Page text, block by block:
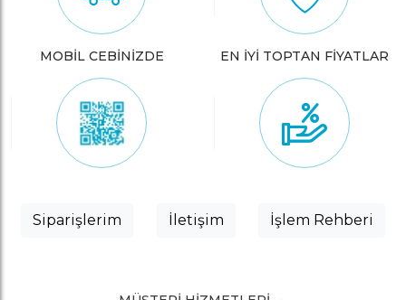
MOBİL CEBİNİZDE EN İYİ TOPTAN FİYATLAR
Siparişlerim İletişim İşlem Rehberi